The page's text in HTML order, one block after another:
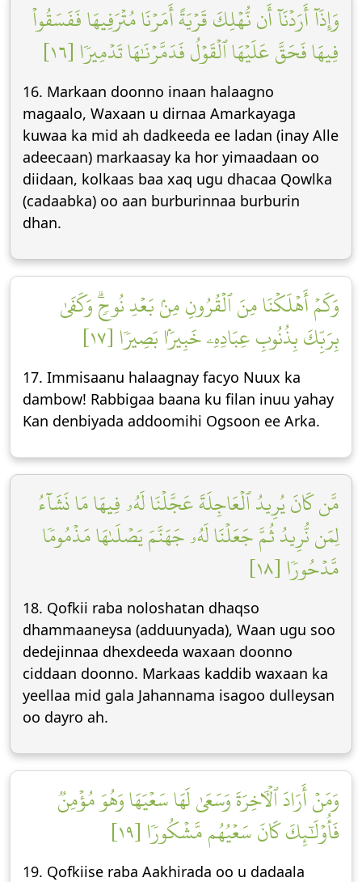
وَإِذَآ أَرَدۡنَآ أَن نُّهۡلِكَ قَرۡيَةً أَمَرۡنَا مُتۡرَفِيهَا فَفَسَقُواْ
فِيهَا فَحَقَّ عَلَيۡهَا ٱلۡقَوۡلُ فَدَمَّرۡنَٰهَا تَدۡمِيرٗا [١٦]
16. Markaan doonno inaan halaagno
magaalo, Waxaan u dirnaa Amarkayaga
kuwaa ka mid ah dadkeeda ee ladan (inay Alle
adeecaan) markaasay ka hor yimaadaan oo
diidaan, kolkaas baa xaq ugu dhacaa Qowlka
(cadaabka) oo aan burburinnaa burburin
dhan.
وَكَمۡ أَهۡلَكۡنَا مِنَ ٱلۡقُرُونِ مِنۢ بَعۡدِ نُوحٖۗ وَكَفَىٰ
بِرَبِّكَ بِذُنُوبِ عِبَادِهِۦ خَبِيرَۢا بَصِيرٗا [١٧]
17. Immisaanu halaagnay facyo Nuux ka
dambow! Rabbigaa baana ku filan inuu yahay
Kan denbiyada addoomihi Ogsoon ee Arka.
مَّن كَانَ يُرِيدُ ٱلۡعَاجِلَةَ عَجَّلۡنَا لَهُۥ فِيهَا مَا نَشَآءُ
لِمَن نُّرِيدُ ثُمَّ جَعَلۡنَا لَهُۥ جَهَنَّمَ يَصۡلَىٰهَا مَذۡمُومٗا
مَّدۡحُورٗا [١٨]
18. Qofkii raba noloshatan dhaqso
dhammaaneysa (adduunyada), Waan ugu soo
dedejinnaa dhexdeeda waxaan doonno
ciddaan doonno. Markaas kaddib waxaan ka
yeellaa mid gala Jahannama isagoo dulleysan
oo dayro ah.
وَمَنۡ أَرَادَ ٱلۡأٓخِرَةَ وَسَعَىٰ لَهَا سَعۡيَهَا وَهُوَ مُؤۡمِنٞ
فَأُوْلَٰٓئِكَ كَانَ سَعۡيُهُم مَّشۡكُورٗا [١٩]
19. Qofkiise raba Aakhirada oo u dadaala